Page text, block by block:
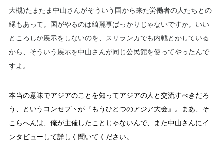
大槻)たまたま中山さんがそういう国から来た労働者の人たちとの
縁もあって。国がやるのは綺麗事ばっかりじゃないですか。いい
ところしか展示をしないのを、スリランカでも内戦とかしている
から、そういう展示を中山さんが同じ公民館を使ってやったんで
すよ。
本当の意味でアジアのことを知ってアジアの人と交流すべきだろ
う、というコンセプトが『もうひとつのアジア大会』。まあ、そ
こらへんは、俺が主催したことじゃないんで、また中山さんにイ
ンタビューして詳しく聞いてください。